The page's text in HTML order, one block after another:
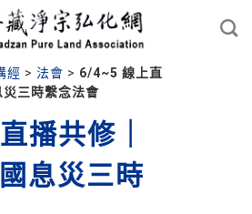
經 > 法會 > 6/4~5 線上直
三時繫念法會
播共修｜
息災三時